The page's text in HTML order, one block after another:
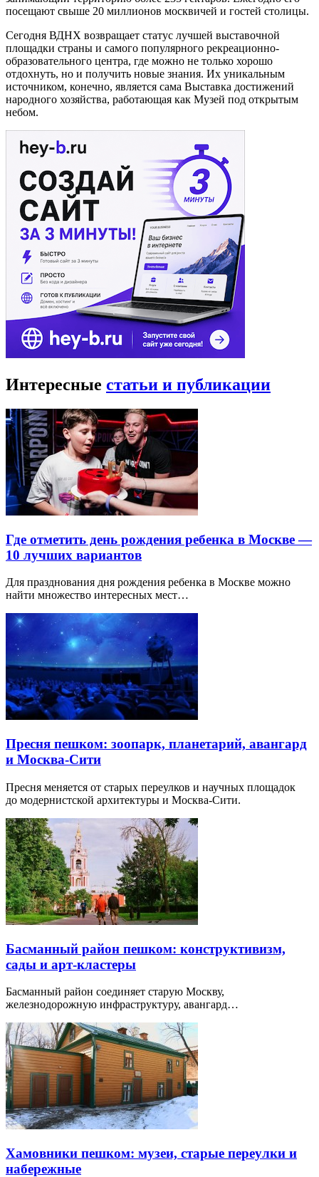
посещают свыше 20 миллионов москвичей и гостей столицы.
Сегодня ВДНХ возвращает статус лучшей выставочной
площадки страны и самого популярного рекреационно-
образовательного центра, где можно не только хорошо
отдохнуть, но и получить новые знания. Их уникальным
источником, конечно, является сама Выставка достижений
народного хозяйства, работающая как Музей под открытым
небом.
Интересные статьи и публикации
Где отметить день рождения ребенка в Москве —
10 лучших вариантов
Для празднования дня рождения ребенка в Москве можно
найти множество интересных мест…
Пресня пешком: зоопарк, планетарий, авангард
и Москва-Сити
Пресня меняется от старых переулков и научных площадок
до модернистской архитектуры и Москва-Сити.
Басманный район пешком: конструктивизм,
сады и арт-кластеры
Басманный район соединяет старую Москву,
железнодорожную инфраструктуру, авангард…
Хамовники пешком: музеи, старые переулки и
набережные